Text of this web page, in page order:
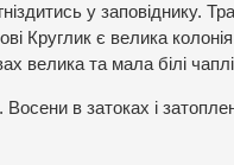
у заповіднику.
Круглик є велика колонія
велика та мала білі
в затоках і